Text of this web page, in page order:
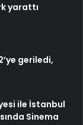
yarattı
geriledi,
ile İstanbul
Sinema